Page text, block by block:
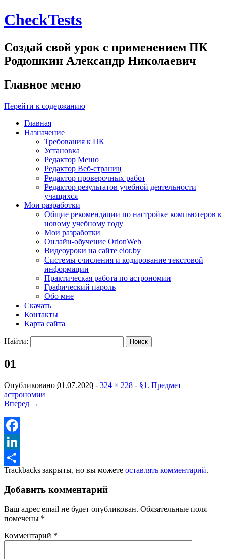
CheckTests
Создай свой урок с применением ПК
Родюшкин Александр Николаевич
Главное меню
Перейти к содержанию
Главная
Назначение
Требования к ПК
Установка
Редактор Меню
Редактор Веб-страниц
Редактор проверочных работ
Редактор результатов учебной деятельности
учащихся
Мои разработки
Общие рекомендации по настройке компьютеров к
новому учебному году
Мои разработки
Онлайн-обучение OrionWeb
Видеоуроки на сайте eior.by
Системы счисления и кодирование текстовой
информации
Практическая работа по астрономии
Графический пароль
Обо мне
Скачать
Контакты
Карта сайта
Найти:
01
Опубликовано 01.07.2020 - 324 × 228 - §1. Предмет
астрономии
Вперед →
Facebook
LinkedIn
Отправить
Trackbacks закрыты, но вы можете оставлять комментарий.
Добавить комментарий
Ваш адрес email не будет опубликован. Обязательные поля
помечены *
Комментарий *